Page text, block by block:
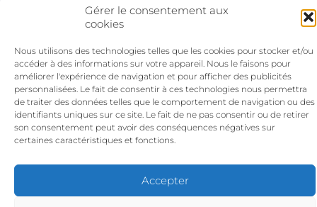
Gérer le consentement aux
cookies
Nous utilisons des technologies telles que les cookies pour stocker et/ou
accéder à des informations sur votre appareil. Nous le faisons pour
améliorer l'expérience de navigation et pour afficher des publicités
personnalisées. Le fait de consentir à ces technologies nous permettra
de traiter des données telles que le comportement de navigation ou des
identifiants uniques sur ce site. Le fait de ne pas consentir ou de retirer
son consentement peut avoir des conséquences négatives sur
certaines caractéristiques et fonctions.
Accepter
information, veuillez vous référer au site officiel du